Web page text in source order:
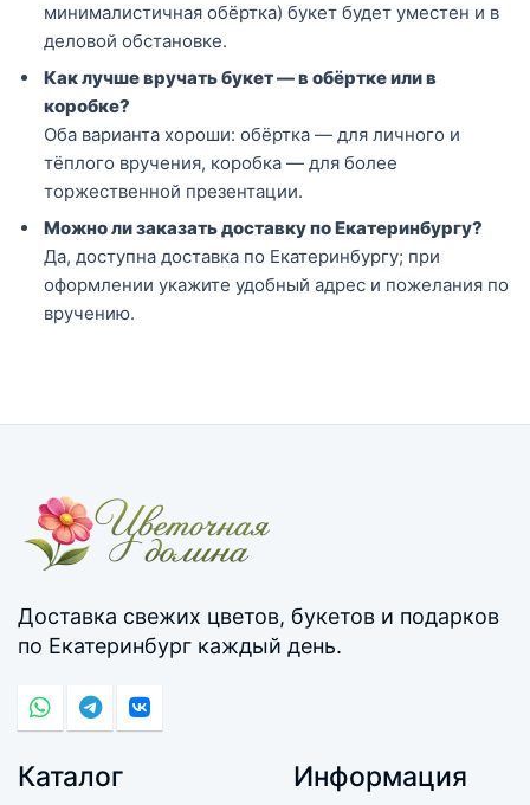
минималистичная обёртка) букет будет уместен и в
деловой обстановке.
Как лучше вручать букет — в обёртке или в
коробке?
Оба варианта хороши: обёртка — для личного и
тёплого вручения, коробка — для более
торжественной презентации.
Можно ли заказать доставку по Екатеринбургу?
Да, доступна доставка по Екатеринбургу; при
оформлении укажите удобный адрес и пожелания по
вручению.
Доставка свежих цветов, букетов и подарков
по Екатеринбург каждый день.
Каталог Информация